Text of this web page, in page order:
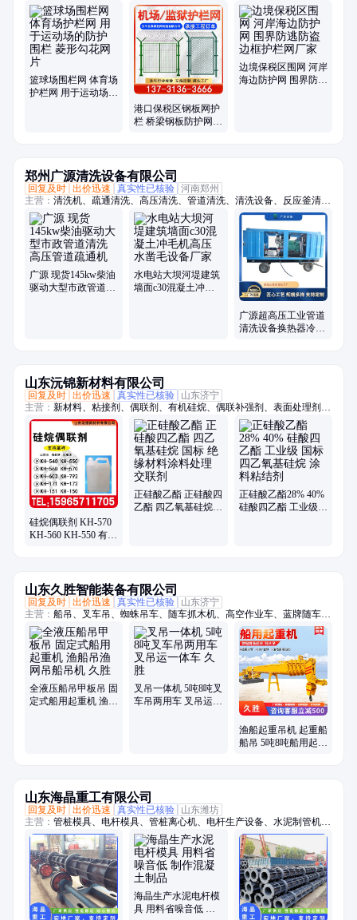
隔音墙、户外吸音板、桥梁防护网、防落物围栏网、篮球场围栏网、柔性
钢丝绳网、斜坡防落石网、光伏电站围栏、高架桥梁隔音屏、保税区围界
篮球场围栏网 体育场
护栏网 用于运动场的
港口保税区钢板网护
栏 桥梁钢板防护网围
边境保税区围网 河岸
海边防护网 围界防逃
郑州广源清洗设备有限公司
回复及时 出价迅速 真实性已核验 河南郑州
主营： 清洗机、疏通清洗、高压清洗、管道清洗、清洗设备、反应釜清
洗、超高压、冲毛机、铝模板、拉毛机、混凝土、换热器、高压水、柴油
驱动、锅炉管道、电机驱动、船体除锈、管道疏通、除锈除漆、钢坯除
磷、电驱动高压、水除磷系统、水喷砂除锈、冷凝器管道、下水道疏通
广源 现货145kw柴油
驱动大型市政管道清
水电站大坝河堤建筑
墙面c30混凝土冲毛
广源超高压工业管道
清洗设备换热器冷凝
山东沅锦新材料有限公司
回复及时 出价迅速 真实性已核验
山东济宁
主营： 新材料、粘接剂、偶联剂、有机硅烷、偶联补强剂、表面处理剂、
橡胶硅质填料
硅烷偶联剂 KH-570
KH-560 KH-550 有机
正硅酸乙酯 正硅酸四
乙酯 四乙氧基硅烷
正硅酸乙酯28% 40%
硅酸四乙酯 工业级
山东久胜智能装备有限公司
回复及时 出价迅速 真实性已核验
山东济宁
主营： 船吊、叉车吊、蜘蛛吊车、随车抓木机、高空作业车、蓝牌随车
吊、折臂吊、随车挖、履带蜘蛛吊、吊挖一体机、三轮随车吊、履带随车
吊、三轮吊、履带随车挖、履带吊车、船用起重机、拖拉机平板吊、履带
随车抓、下葬车、四不像吊车、车载吊机、抓木机、拖拉机吊钻一体机、
小吊车、装载机
全液压船吊甲板吊 固
定式船用起重机 渔船
叉吊一体机 5吨8吨叉
车吊两用车 叉吊运一
渔船起重吊机 起重船
船吊 5吨8吨船用起重
山东海晶重工有限公司
回复及时 出价迅速 真实性已核验
山东潍坊
主营： 管桩模具、电杆模具、管桩离心机、电杆生产设备、水泥制管机、
混凝土管设备
海晶生产水泥电杆模
具 用料省噪音低 制